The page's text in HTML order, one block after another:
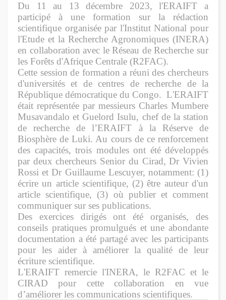
Du 11 au 13 décembre 2023, l'ERAIFT a
participé à une formation sur la rédaction
scientifique organisée par l'Institut National pour
l'Etude et la Recherche Agronomiques (INERA)
en collaboration avec le Réseau de Recherche sur
les Forêts d'Afrique Centrale (R2FAC).
Cette session de formation a réuni des chercheurs
d'universités et de centres de recherche de la
République démocratique du Congo. L'ERAIFT
était représentée par messieurs Charles Mumbere
Musavandalo et Guelord Isulu, chef de la station
de recherche de l’ERAIFT à la Réserve de
Biosphère de Luki. Au cours de ce renforcement
des capacités, trois modules ont été développés
par deux chercheurs Senior du Cirad, Dr Vivien
Rossi et Dr Guillaume Lescuyer, notamment: (1)
écrire un article scientifique, (2) être auteur d'un
article scientifique, (3) où publier et comment
communiquer sur ses publications.
Des exercices dirigés ont été organisés, des
conseils pratiques promulgués et une abondante
documentation a été partagé avec les participants
pour les aider à améliorer la qualité de leur
écriture scientifique.
L'ERAIFT remercie l'INERA, le R2FAC et le
CIRAD pour cette collaboration en vue
d’améliorer les communications scientifiques.